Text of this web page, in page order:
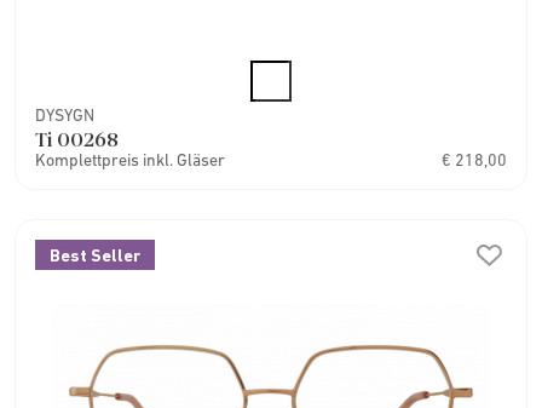
DYSYGN
Ti 00268
Komplettpreis inkl. Gläser € 218,00
Best Seller